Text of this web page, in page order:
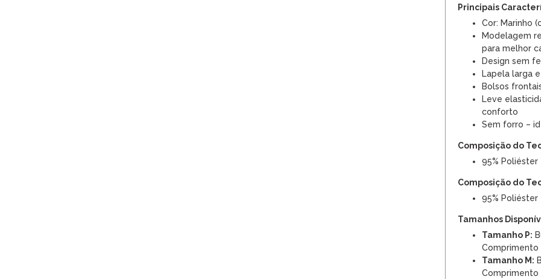
Principais
Cor: Marinho
Modelagem
para melhor
Design sem
Lapela larga
Bolsos
Leve
conforto
Sem forro –
Composição do
95% Poliéster
Composição do
95% Poliéster
Tamanhos
Tamanho P:
Comprimento
Tamanho M:
Comprimento